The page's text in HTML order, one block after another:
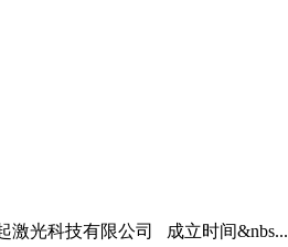
激光科技有限公司 成立时间&nbs...